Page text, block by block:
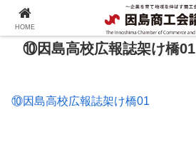
⑩因島高校広報誌架け橋01
⑩因島高校広報誌架け橋01
HOME